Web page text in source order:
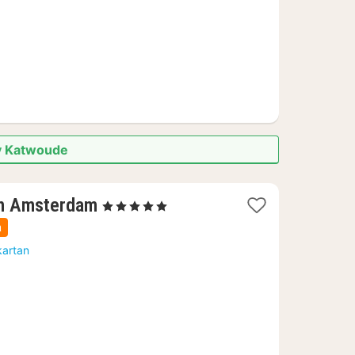
Katwoude
Amsterdam 1
, 5 Stjärnor